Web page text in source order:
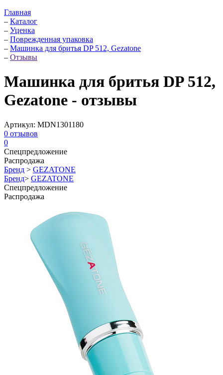
Главная
– Каталог
– Уценка
– Поврежденная упаковка
– Машинка для бритья DP 512, Gezatone
– Отзывы
Машинка для бритья DP 512,
Gezatone - отзывы
Артикул: MDN1301180
0 отзывов
0
Спецпредложение
Распродажа
Бренд > GEZATONE
Бренд> GEZATONE
Спецпредложение
Распродажа